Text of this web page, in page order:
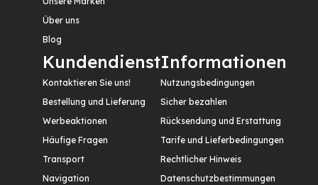
Über uns
Blog
Kundendienst
Kontaktieren Sie uns!
Bestellung und Lieferung
Werbeaktionen
Häufige Fragen
Transport
Navigation
Informationen
Nutzungsbedingungen
Sicher bezahlen
Rücksendung und Erstattung
Tarife und Lieferbedingungen
Rechtlicher Hinweis
Datenschutzbestimmungen